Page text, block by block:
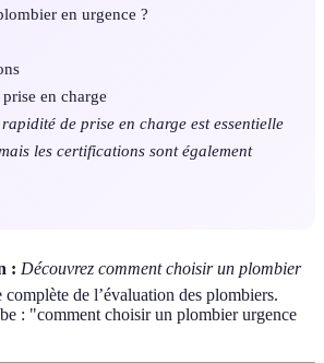
en urgence ?
en charge
de prise en charge est essentielle
les certifications sont également
: Découvrez comment choisir un plombier
complète de l’évaluation des plombiers.
: "comment choisir un plombier urgence